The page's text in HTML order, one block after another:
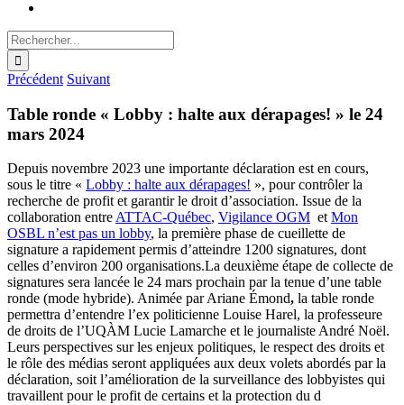
Rechercher:
Précédent Suivant
Table ronde « Lobby : halte aux dérapages! » le 24
mars 2024
Depuis novembre 2023 une importante déclaration est en cours,
sous le titre « Lobby : halte aux dérapages! », pour contrôler la
recherche de profit et garantir le droit d’association. Issue de la
collaboration entreATTAC-Québec, Vigilance OGM etMon
OSBL n’est pas un lobby, la première phase de cueillette de
signature a rapidement permis d’atteindre 1200 signatures, dont
celles d’environ 200 organisations.La deuxième étape de collecte de
signatures sera lancée le 24 mars prochain par la tenue d’une table
ronde (mode hybride). Animée par Ariane Émond, la table ronde
permettra d’entendre l’ex politicienne Louise Harel, la professeure
de droits de l’UQÀM Lucie Lamarche et le journaliste André Noël.
Leurs perspectives sur les enjeux politiques, le respect des droits et
le rôle des médias seront appliquées aux deux volets abordés par la
déclaration, soit l’amélioration de la surveillance des lobbyistes qui
travaillent pour le profit de certains et la protection du d